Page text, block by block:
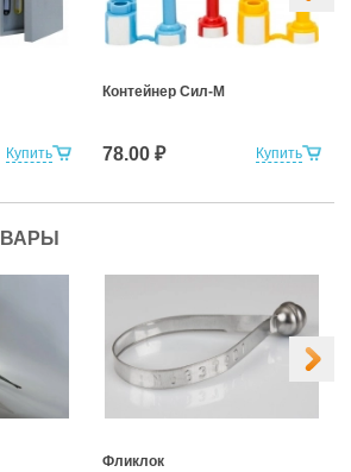
Купить Купить
Контейнер Сил-М
78.00 ₽
Фликлок